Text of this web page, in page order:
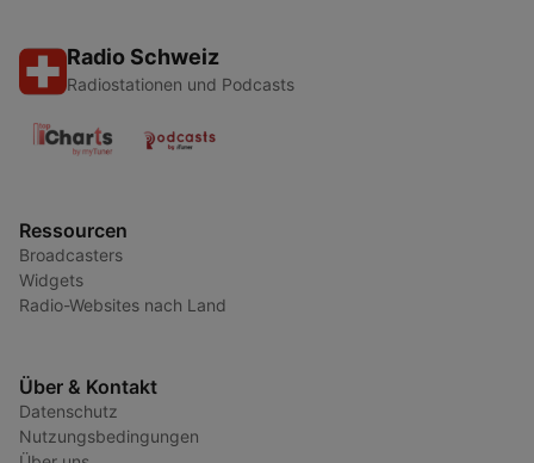
Radio Schweiz
Radiostationen und Podcasts
Ressourcen
Broadcasters
Widgets
Radio-Websites nach Land
Über & Kontakt
Datenschutz
Nutzungsbedingungen